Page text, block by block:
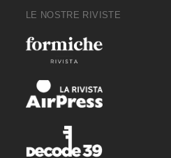
LE NOSTRE RIVISTE